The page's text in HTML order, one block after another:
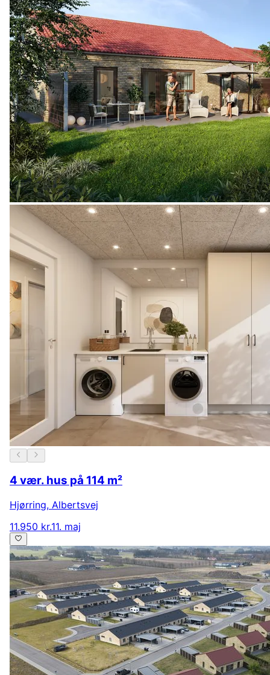
4 vær. hus på 114 m²
Hjørring, Albertsvej
11.950 kr.11. maj